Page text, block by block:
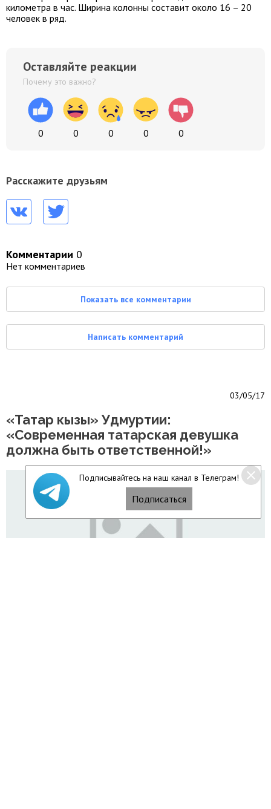
километра в час. Ширина колонны составит около 16 – 20
человек в ряд.
Оставляйте реакции
Почему это важно?
0 0 0 0 0
Расскажите друзьям
Комментарии 0
Нет комментариев
Показать все комментарии
Написать комментарий
03/05/17
«Татар кызы» Удмуртии:
«Современная татарская девушка
должна быть ответственной!»
Подписывайтесь на наш канал в Телеграм!
Подписаться